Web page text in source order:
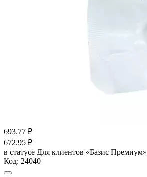
693.77 ₽
672.95 ₽
в статусе Для клиентов «Базис Премиум»
Код: 24040